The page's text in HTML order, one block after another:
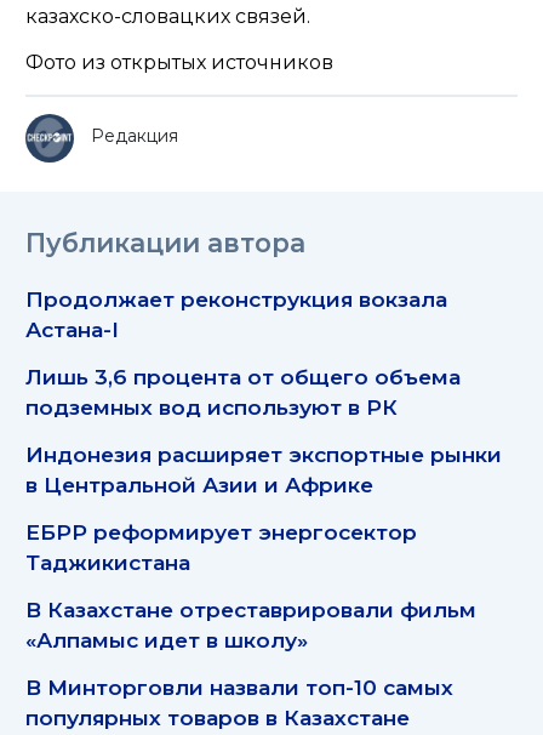
казахско-словацких связей.
Фото из открытых источников
Редакция
Публикации автора
Продолжает реконструкция вокзала
Астана-I
Лишь 3,6 процента от общего объема
подземных вод используют в РК
Индонезия расширяет экспортные рынки
в Центральной Азии и Африке
ЕБРР реформирует энергосектор
Таджикистана
В Казахстане отреставрировали фильм
«Алпамыс идет в школу»
В Минторговли назвали топ-10 самых
популярных товаров в Казахстане